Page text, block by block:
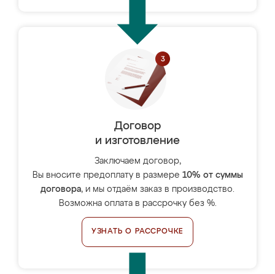
Договор
и изготовление
Заключаем договор,
Вы вносите предоплату в размере 10% от суммы
договора, и мы отдаём заказ в производство.
Возможна оплата в рассрочку без %.
УЗНАТЬ О РАССРОЧКЕ